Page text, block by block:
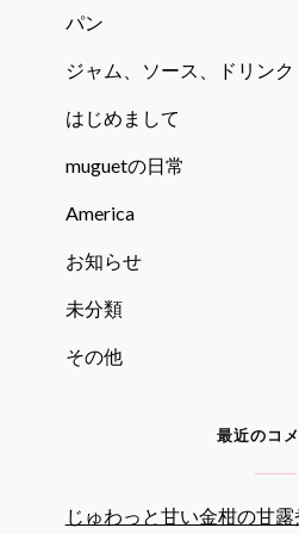
パン
ジャム、ソース、ドリンク
はじめまして
muguetの日常
America
お知らせ
未分類
その他
最近のコ
じゅわっと甘い金柑の甘